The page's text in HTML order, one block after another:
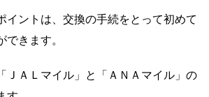
イントは、交換の手続をとって初めて
きます。
ＪＡＬマイル」と「ＡＮＡマイル」の